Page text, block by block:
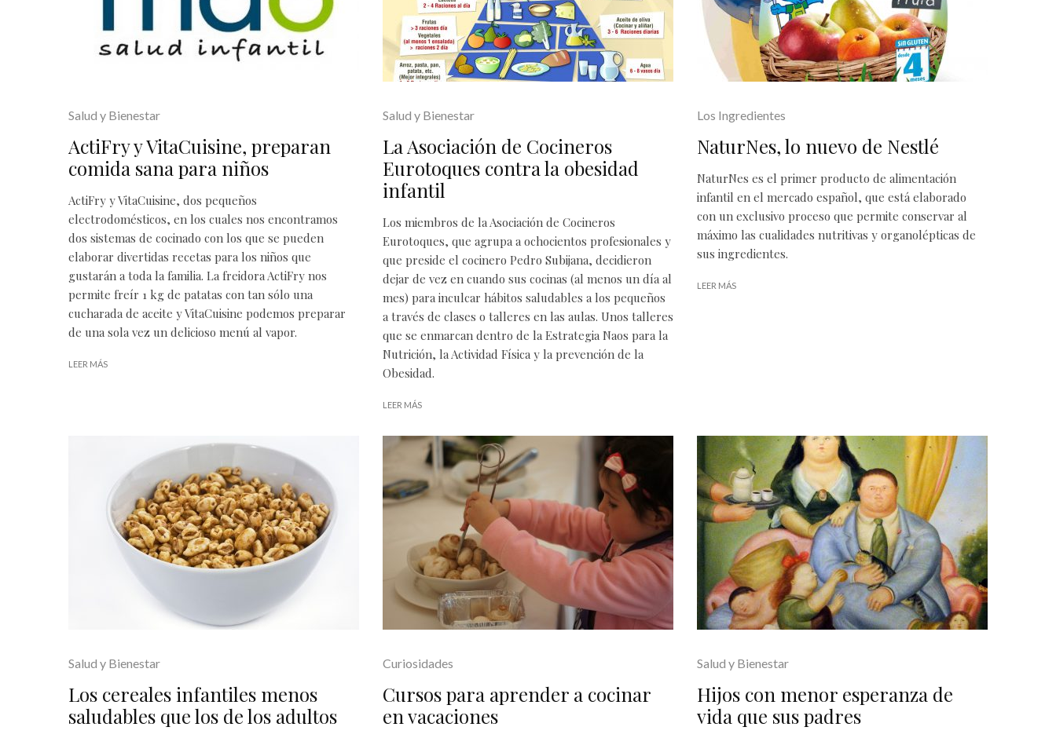
Salud y Bienestar
ActiFry y VitaCuisine, preparan
comida sana para niños
ActiFry y VitaCuisine, dos pequeños
electrodomésticos, en los cuales nos encontramos
dos sistemas de cocinado con los que se pueden
elaborar divertidas recetas para los niños que
gustarán a toda la familia. La freidora ActiFry nos
permite freír 1 kg de patatas con tan sólo una
cucharada de aceite y VitaCuisine podemos preparar
de una sola vez un delicioso menú al vapor.
LEER MÁS
Salud y Bienestar
La Asociación de Cocineros
Eurotoques contra la obesidad
infantil
Los miembros de la Asociación de Cocineros
Eurotoques, que agrupa a ochocientos profesionales y
que preside el cocinero Pedro Subijana, decidieron
dejar de vez en cuando sus cocinas (al menos un día al
mes) para inculcar hábitos saludables a los pequeños
a través de clases o talleres en las aulas. Unos talleres
que se enmarcan dentro de la Estrategia Naos para la
Nutrición, la Actividad Física y la prevención de la
Obesidad.
LEER MÁS
Los Ingredientes
NaturNes, lo nuevo de Nestlé
NaturNes es el primer producto de alimentación
infantil en el mercado español, que está elaborado
con un exclusivo proceso que permite conservar al
máximo las cualidades nutritivas y organolépticas de
sus ingredientes.
LEER MÁS
Salud y Bienestar
Los cereales infantiles menos
saludables que los de los adultos
Curiosidades
Cursos para aprender a cocinar
en vacaciones
Salud y Bienestar
Hijos con menor esperanza de
vida que sus padres